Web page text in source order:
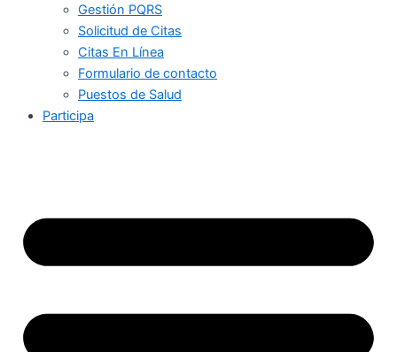
Gestión PQRS
Solicitud de Citas
Citas En Línea
Formulario de contacto
Puestos de Salud
Participa